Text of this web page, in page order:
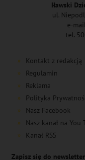
Iławski
ul.
e-
tel.
Kontakt z redakcją
Regulamin
Reklama
Polityka
Nasz Facebook
Nasz kanał na You
Kanał RSS
Zapisz się do